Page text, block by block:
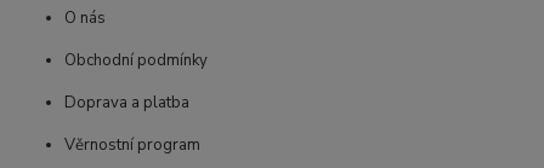
O nás
Obchodní podmínky
Doprava a platba
Věrnostní program